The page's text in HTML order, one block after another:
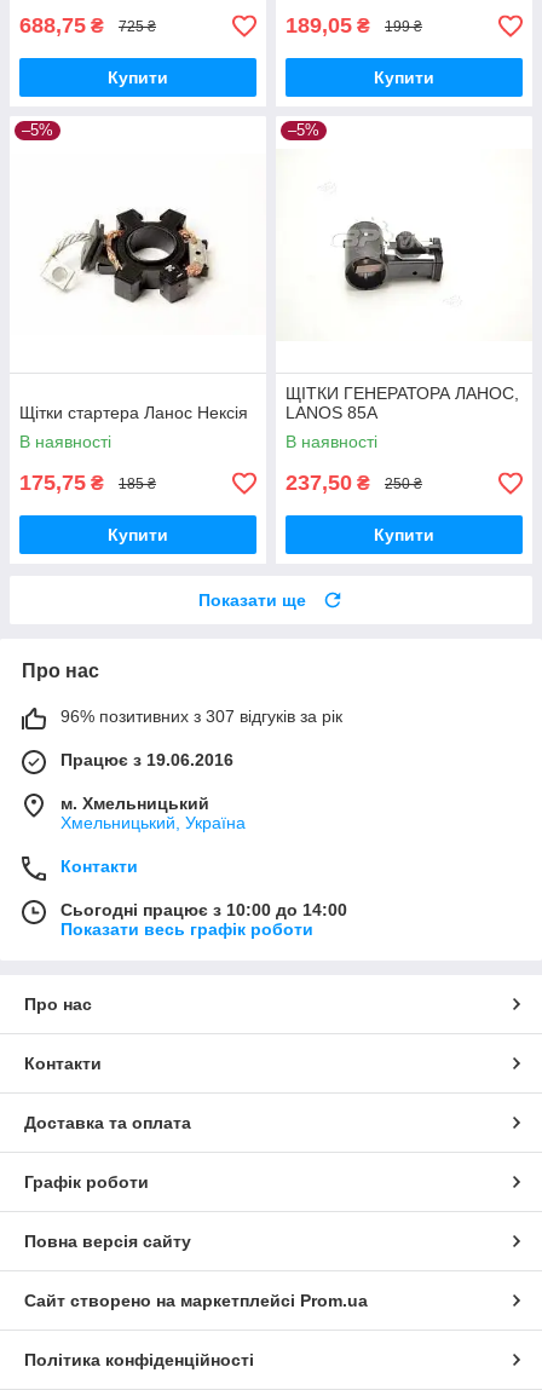
688,75 ₴ 725 ₴
Купити
189,05 ₴ 199 ₴
Купити
–5%
Щітки стартера Ланос Нексія
В наявності
175,75 ₴ 185 ₴
Купити
–5%
ЩІТКИ ГЕНЕРАТОРА ЛАНОС,
LANOS 85А
В наявності
237,50 ₴ 250 ₴
Купити
Показати ще
Про нас
96% позитивних з 307 відгуків за рік
Працює з 19.06.2016
м. Хмельницький
Хмельницький, Україна
Контакти
Сьогодні працює з 10:00 до 14:00
Показати весь графік роботи
Про нас
Контакти
Доставка та оплата
Графік роботи
Повна версія сайту
Сайт створено на маркетплейсі Prom.ua
Політика конфіденційності